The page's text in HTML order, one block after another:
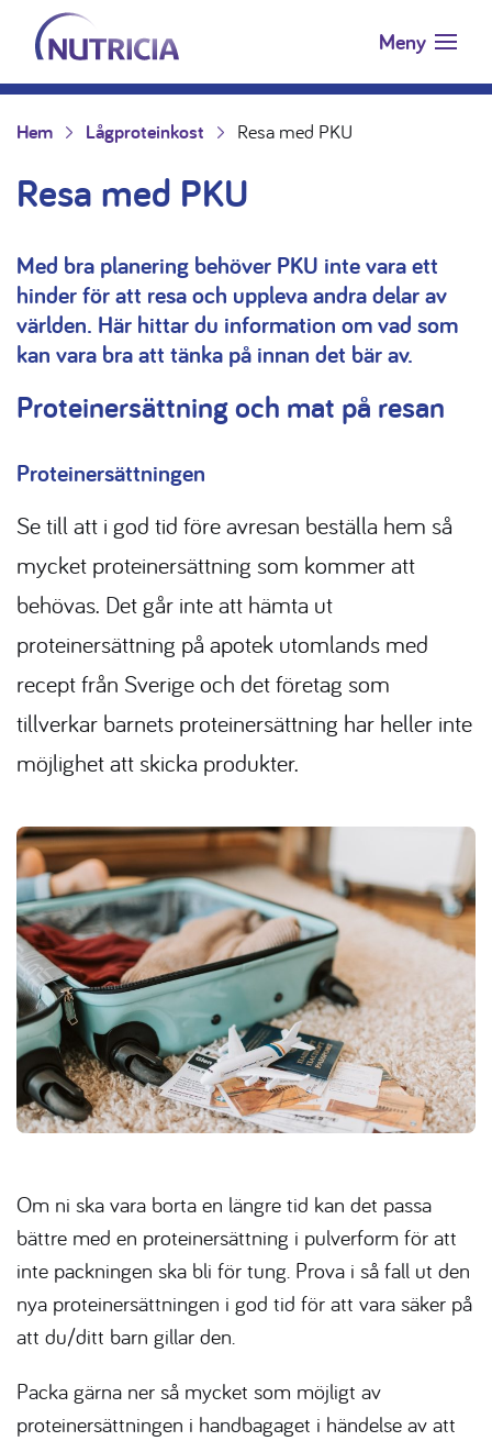
Hoppa till innehåll
Nutricia.se Meny
Hem Lågproteinkost Resa med PKU
Resa med PKU
Med bra planering behöver PKU inte vara ett
hinder för att resa och uppleva andra delar av
världen. Här hittar du information om vad som
kan vara bra att tänka på innan det bär av.
Proteinersättning och mat på resan
Proteinersättningen
Se till att i god tid före avresan beställa hem så
mycket proteinersättning som kommer att
behövas. Det går inte att hämta ut
proteinersättning på apotek utomlands med
recept från Sverige och det företag som
tillverkar barnets proteinersättning har heller inte
möjlighet att skicka produkter.
Om ni ska vara borta en längre tid kan det passa
bättre med en proteinersättning i pulverform för att
inte packningen ska bli för tung. Prova i så fall ut den
nya proteinersättningen i god tid för att vara säker på
att du/ditt barn gillar den.
Packa gärna ner så mycket som möjligt av
proteinersättningen i handbagaget i händelse av att